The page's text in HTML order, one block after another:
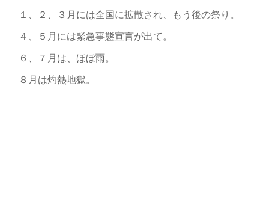
１、２、３月には全国に拡散され、もう後の祭り。
４、５月には緊急事態宣言が出て。
６、７月は、ほぼ雨。
８月は灼熱地獄。